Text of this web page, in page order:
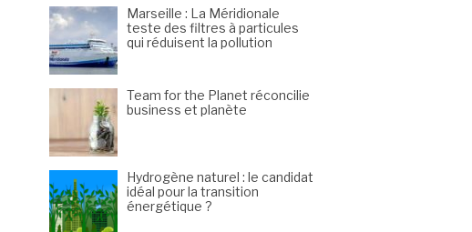
Marseille : La Méridionale
teste des filtres à particules
qui réduisent la pollution
Team for the Planet réconcilie
business et planète
Hydrogène naturel : le candidat
idéal pour la transition
énergétique ?